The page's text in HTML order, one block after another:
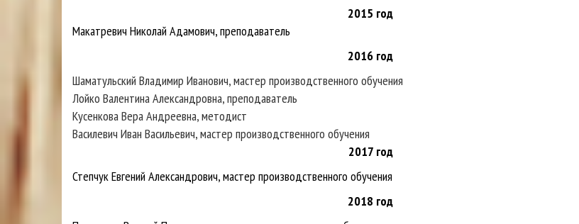
2015 год
Макатревич Николай Адамович, преподаватель
2016 год
Шаматульский Владимир Иванович, мастер производственного обучения
Лойко Валентина Александровна, преподаватель
Кусенкова Вера Андреевна, методист
Василевич Иван Васильевич, мастер производственного обучения
2017 год
Степчук Евгений Александрович, мастер производственного обучения
2018 год